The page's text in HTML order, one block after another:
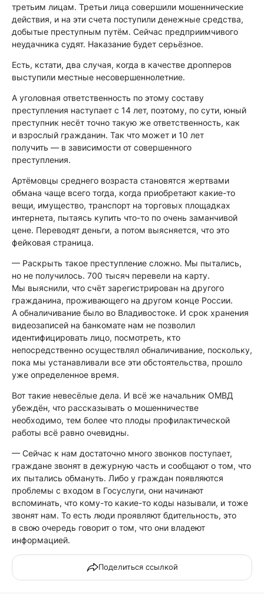
третьим лицам. Третьи лица совершили мошеннические
действия, и на эти счета поступили денежные средства,
добытые преступным путём. Сейчас предприимчивого
неудачника судят. Наказание будет серьёзное.
Есть, кстати, два случая, когда в качестве дропперов
выступили местные несовершеннолетние.
А уголовная ответственность по этому составу
преступления наступает с 14 лет, поэтому, по сути, юный
преступник несёт точно такую же ответственность, как
и взрослый гражданин. Так что может и 10 лет
получить — в зависимости от совершенного
преступления.
Артёмовцы среднего возраста становятся жертвами
обмана чаще всего тогда, когда приобретают какие-то
вещи, имущество, транспорт на торговых площадках
интернета, пытаясь купить что-то по очень заманчивой
цене. Переводят деньги, а потом выясняется, что это
фейковая страница.
— Раскрыть такое преступление сложно. Мы пытались,
но не получилось. 700 тысяч перевели на карту.
Мы выяснили, что счёт зарегистрирован на другого
гражданина, проживающего на другом конце России.
А обналичивание было во Владивостоке. И срок хранения
видеозаписей на банкомате нам не позволил
идентифицировать лицо, посмотреть, кто
непосредственно осуществлял обналичивание, поскольку,
пока мы устанавливали все эти обстоятельства, прошло
уже определенное время.
Вот такие невесёлые дела. И всё же начальник ОМВД
убеждён, что рассказывать о мошенничестве
необходимо, тем более что плоды профилактической
работы всё равно очевидны.
— Сейчас к нам достаточно много звонков поступает,
граждане звонят в дежурную часть и сообщают о том, что
их пытались обмануть. Либо у граждан появляются
проблемы с входом в Госуслуги, они начинают
вспоминать, что кому-то какие-то коды называли, и тоже
звонят нам. То есть люди проявляют бдительность, это
в свою очередь говорит о том, что они владеют
информацией.
Поделиться ссылкой